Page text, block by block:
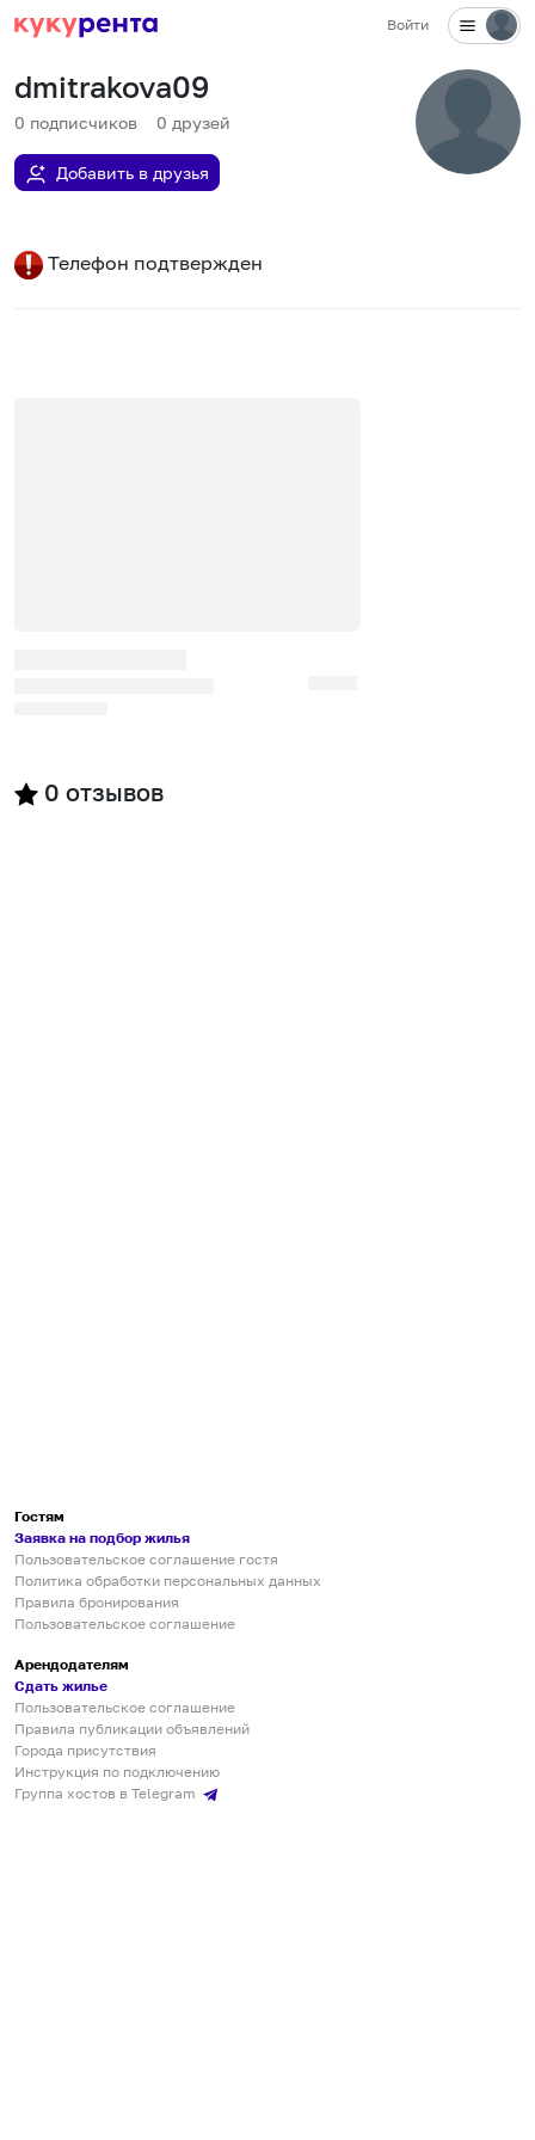
Войти
dmitrakova09
0 подписчиков 0 друзей
Добавить в друзья
Телефон подтвержден
0 отзывов
Гостям
Заявка на подбор жилья
Пользовательское соглашение гостя
Политика обработки персональных данных
Правила бронирования
Пользовательское соглашение
Арендодателям
Сдать жилье
Пользовательское соглашение
Правила публикации объявлений
Города присутствия
Инструкция по подключению
Группа хостов в Telegram